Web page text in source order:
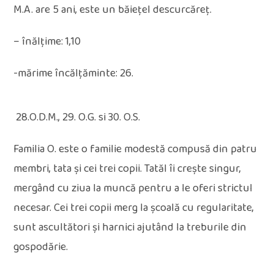
M.A. are 5 ani, este un băiețel descurcăreț.
– înălţime: 1,10
-mărime încălţăminte: 26.
28.O.D.M., 29. O.G. si 30. O.S.
Familia O. este o familie modestă compusă din patru
membri, tata și cei trei copii. Tatăl îi crește singur,
mergând cu ziua la muncă pentru a le oferi strictul
necesar. Cei trei copii merg la școală cu regularitate,
sunt ascultători și harnici ajutând la treburile din
gospodărie.